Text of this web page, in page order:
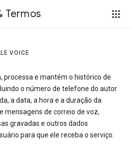
Termos
VOICE
processa e mantém o histórico de
o número de telefone do autor
a data, a hora e a duração da
mensagens de correio de voz,
gravadas e outros dados
para que ele receba o serviço.